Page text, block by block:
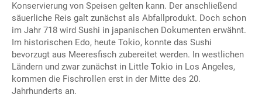
Konservierung von Speisen gelten kann. Der anschließend
säuerliche Reis galt zunächst als Abfallprodukt. Doch schon
im Jahr 718 wird Sushi in japanischen Dokumenten erwähnt.
Im historischen Edo, heute Tokio, konnte das Sushi
bevorzugt aus Meeresfisch zubereitet werden. In westlichen
Ländern und zwar zunächst in Little Tokio in Los Angeles,
kommen die Fischrollen erst in der Mitte des 20.
Jahrhunderts an.